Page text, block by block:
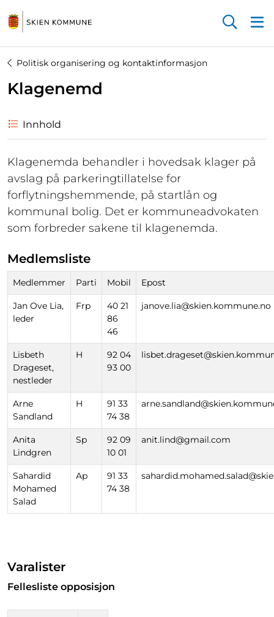
Politisk organisering og kontaktinformasjon
Klagenemd
Innhold
Klagenemda behandler i hovedsak klager på
avslag på parkeringtillatelse for
forflytningshemmende, på startlån og
kommunal bolig. Det er kommuneadvokaten
som forbreder sakene til klagenemda.
Medlemsliste
Medlemmer Parti Mobil Epost
Jan Ove Lia,
leder
Frp
40 21
86
46
janove.lia@skien.kommune.no
Lisbeth
Drageset,
nestleder
H
92 04
93 00
Arne
Sandland
H
91 33
74 38
Anita
Lindgren
Sp
92 09
10 01
anit.lind@gmail.com
Sahardid
Mohamed
Salad
Ap
91 33
74 38
Varalister
Fellesliste opposisjon